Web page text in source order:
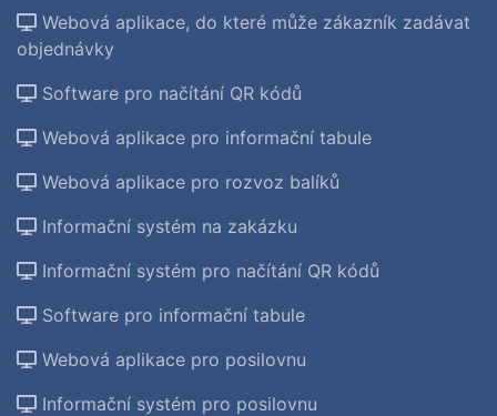
Webová aplikace, do které může zákazník zadávat
objednávky
Software pro načítání QR kódů
Webová aplikace pro informační tabule
Webová aplikace pro rozvoz balíků
Informační systém na zakázku
Informační systém pro načítání QR kódů
Software pro informační tabule
Webová aplikace pro posilovnu
Informační systém pro posilovnu